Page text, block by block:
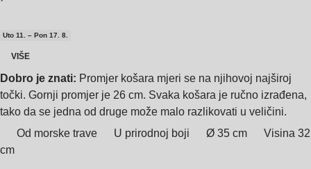
Uto 11. – Pon 17. 8.
VIŠE
Dobro je znati: Promjer košara mjeri se na njihovoj najširoj
točki. Gornji promjer je 26 cm. Svaka košara je ručno izrađena,
tako da se jedna od druge može malo razlikovati u veličini.
Od morske trave
U prirodnoj boji Ø 35 cm
Visina 32
cm